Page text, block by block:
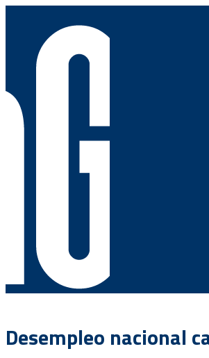
Desempleo nacional